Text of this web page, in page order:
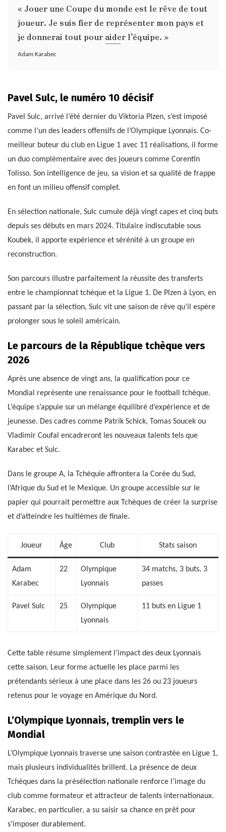
« Jouer une Coupe du monde est le rêve de tout
joueur. Je suis fier de représenter mon pays et
je donnerai tout pour aider l’équipe. »
Adam Karabec
Pavel Sulc, le numéro 10 décisif
Pavel Sulc, arrivé l’été dernier du Viktoria Plzen, s’est imposé
comme l’un des leaders offensifs de l’Olympique Lyonnais. Co-
meilleur buteur du club en Ligue 1 avec 11 réalisations, il forme
un duo complémentaire avec des joueurs comme Corentin
Tolisso. Son intelligence de jeu, sa vision et sa qualité de frappe
en font un milieu offensif complet.
En sélection nationale, Sulc cumule déjà vingt capes et cinq buts
depuis ses débuts en mars 2024. Titulaire indiscutable sous
Koubek, il apporte expérience et sérénité à un groupe en
reconstruction.
Son parcours illustre parfaitement la réussite des transferts
entre le championnat tchèque et la Ligue 1. De Plzen à Lyon, en
passant par la sélection, Sulc vit une saison de rêve qu’il espère
prolonger sous le soleil américain.
Le parcours de la République tchèque vers
2026
Après une absence de vingt ans, la qualification pour ce
Mondial représente une renaissance pour le football tchèque.
L’équipe s’appuie sur un mélange équilibré d’expérience et de
jeunesse. Des cadres comme Patrik Schick, Tomas Soucek ou
Vladimir Coufal encadreront les nouveaux talents tels que
Karabec et Sulc.
Dans le groupe A, la Tchéquie affrontera la Corée du Sud,
l’Afrique du Sud et le Mexique. Un groupe accessible sur le
papier qui pourrait permettre aux Tchèques de créer la surprise
et d’atteindre les huitièmes de finale.
Joueur Âge Club Stats saison
Adam
Karabec
22
Olympique
Lyonnais
34 matchs, 3 buts, 3
passes
Pavel Sulc 25
Olympique
Lyonnais
11 buts en Ligue 1
Cette table résume simplement l’impact des deux Lyonnais
cette saison. Leur forme actuelle les place parmi les
prétendants sérieux à une place dans les 26 ou 23 joueurs
retenus pour le voyage en Amérique du Nord.
L’Olympique Lyonnais, tremplin vers le
Mondial
L’Olympique Lyonnais traverse une saison contrastée en Ligue 1,
mais plusieurs individualités brillent. La présence de deux
Tchèques dans la présélection nationale renforce l’image du
club comme formateur et attracteur de talents internationaux.
Karabec, en particulier, a su saisir sa chance en prêt pour
s’imposer durablement.